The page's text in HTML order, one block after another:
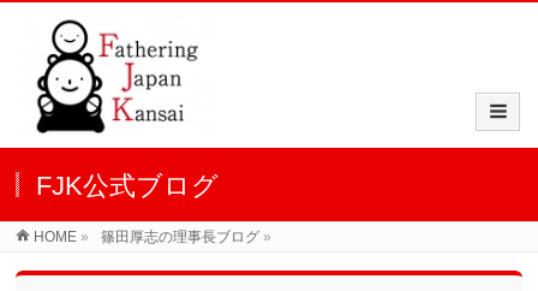
FJK公式ブログ
HOME » 篠田厚志の理事長ブログ »